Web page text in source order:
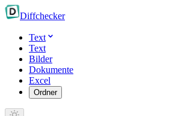
Diffchecker
Text
Text
Bilder
Dokumente
Excel
Ordner